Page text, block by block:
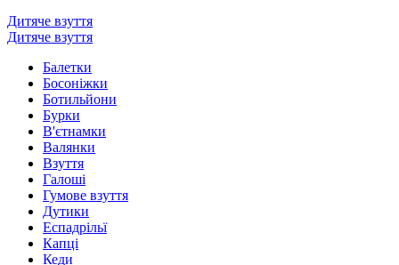
Дитяче взуття
Дитяче взуття
Балетки
Босоніжки
Ботильйони
Бурки
В'єтнамки
Валянки
Взуття
Галоші
Гумове взуття
Дутики
Еспадрільї
Капці
Кеди